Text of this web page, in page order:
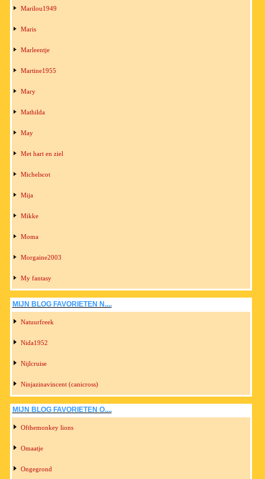
Marilou1949
Maris
Marleentje
Martine1955
Mary
Mathilda
May
Met hart en ziel
Michelscot
Mija
Mikke
Moma
Morgaine2003
My fantasy
MIJN BLOG FAVORIETEN N....
Natuurfreek
Nida1952
Nijlcruise
Ninjazinavincent (canicross)
MIJN BLOG FAVORIETEN O....
Ofthemonkey lions
Omaatje
Ongegrond